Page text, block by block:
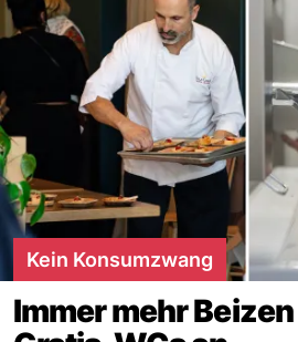
Kein Konsumzwang
Immer mehr